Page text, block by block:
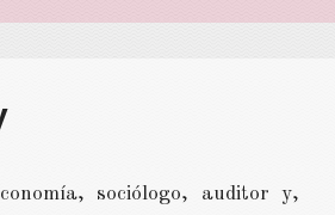
sociólogo, auditor y,